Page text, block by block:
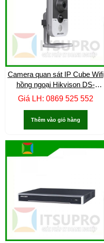
Camera quan sát IP Cube Wifi
hồng ngoại Hikvison DS-
2CD2420F-IW –
Giá LH: 0869 525 552
Thêm vào giỏ hàng